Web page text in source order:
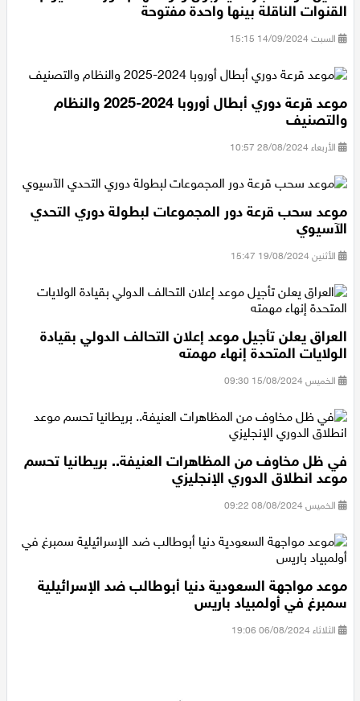
تعديل موعد مباراة ليفربول ونوتنغهام فورست اليوم..
القنوات الناقلة بينها واحدة مفتوحة
والتصنيف
موعد سحب قرعة دور المجموعات لبطولة دوري التحدي
الآسيوي
العراق يعلن تأجيل موعد إعلان التحالف الدولي بقيادة
الولايات المتحدة إنهاء مهمته
في ظل مخاوف من المظاهرات العنيفة.. بريطانيا تحسم
موعد انطلاق الدوري الإنجليزي
موعد مواجهة السعودية دنيا أبوطالب ضد الإسرائيلية
سمبرغ في أولمبياد باريس